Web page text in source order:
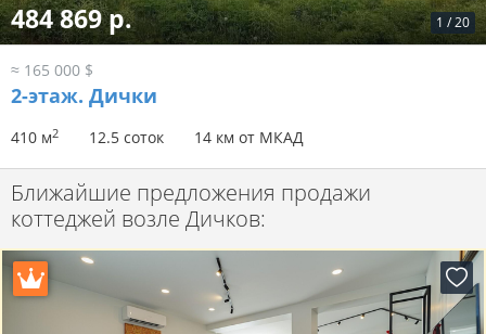
1 /20
484 869 р.
≈ 165 000 $
2-этаж. Дички
410 м2 12.5 соток 14 км от МКАД
Ближайшие предложения продажи
коттеджей возле Дичков: